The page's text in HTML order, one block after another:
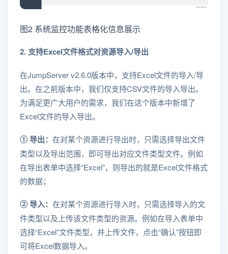
图2 系统监控功能表格化信息展示
2. 支持Excel文件格式对资源导入/导出
在JumpServer v2.6.0版本中，支持Excel文件的导入/导
出。在之前版本中，我们仅支持CSV文件的导入导出。
为满足更广大用户的需求，我们在这个版本中新增了
Excel文件的导入导出。
① 导出： 在对某个资源进行导出时，只需选择导出文件
类型以及导出范围，即可导出对应文件类型文件。例如
在导出表单中选择“Excel”，则导出的就是Excel文件格式
的数据；
② 导入： 在对某个资源进行导入时，只需选择导入的文
件类型以及上传该文件类型的资源。例如在导入表单中
选择“Excel”文件类型，并上传文件，点击“确认”按钮即
可将Excel数据导入。